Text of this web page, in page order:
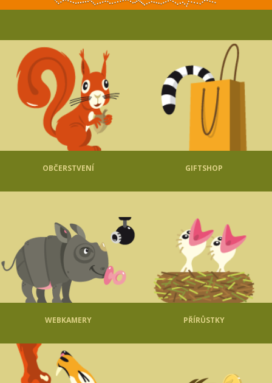
OBČERSTVENÍ GIFTSHOP
WEBKAMERY PŘÍRŮSTKY